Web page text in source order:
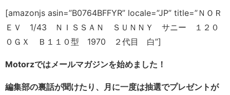
[amazonjs asin=”B0764BFFYR” locale=”JP” title=”ＮＯＲ
ＥＶ 1/43 ＮＩＳＳＡＮ ＳＵＮＮＹ サニー １２０
０ＧＸ Ｂ１１０型 1970 ２代目 白”]
Motorzではメールマガジンを始めました！
編集部の裏話が聞けたり、月に一度は抽選でプレゼントが